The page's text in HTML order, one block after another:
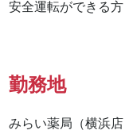
安全運転ができる方
勤務地
みらい薬局（横浜店